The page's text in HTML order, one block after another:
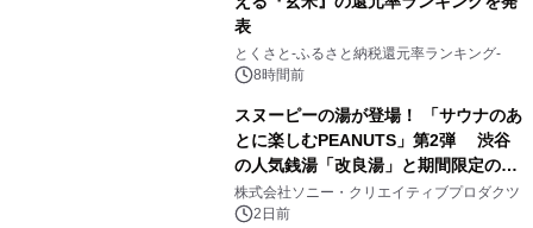
表
とくさと-ふるさと納税還元率ランキング-
8時間前
スヌーピーの湯が登場！ 「サウナのあ
とに楽しむPEANUTS」第2弾 渋谷
の人気銭湯「改良湯」と期間限定のコ
ラボレーション サウナイキタイコラ
ボグッズも発売決定！
株式会社ソニー・クリエイティブプロダクツ
2日前